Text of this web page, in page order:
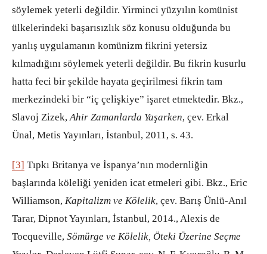
söylemek yeterli değildir. Yirminci yüzyılın komünist
ülkelerindeki başarısızlık söz konusu olduğunda bu
yanlış uygulamanın komünizm fikrini yetersiz
kılmadığını söylemek yeterli değildir. Bu fikrin kusurlu
hatta feci bir şekilde hayata geçirilmesi fikrin tam
merkezindeki bir “iç çelişkiye” işaret etmektedir. Bkz.,
Slavoj Zizek, Ahir Zamanlarda Yaşarken, çev. Erkal
Ünal, Metis Yayınları, İstanbul, 2011, s. 43.
[3] Tıpkı Britanya ve İspanya’nın modernliğin
başlarında köleliği yeniden icat etmeleri gibi. Bkz., Eric
Williamson, Kapitalizm ve Kölelik, çev. Barış Ünlü-Anıl
Tarar, Dipnot Yayınları, İstanbul, 2014., Alexis de
Tocqueville, Sömürge ve Kölelik, Öteki Üzerine Seçme